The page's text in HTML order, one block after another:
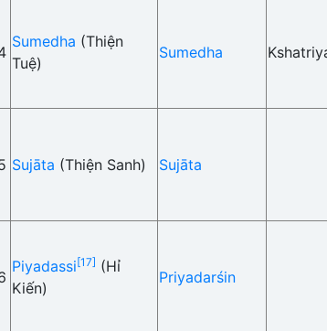
Sumedha (Thiện
Tuệ)
Sumedha
Sujāta (Thiện Sanh) Sujāta
Piyadassi[17] (Hỉ
Kiến)
Priyadarśin